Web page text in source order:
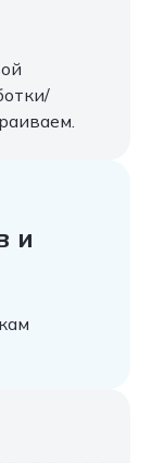
и